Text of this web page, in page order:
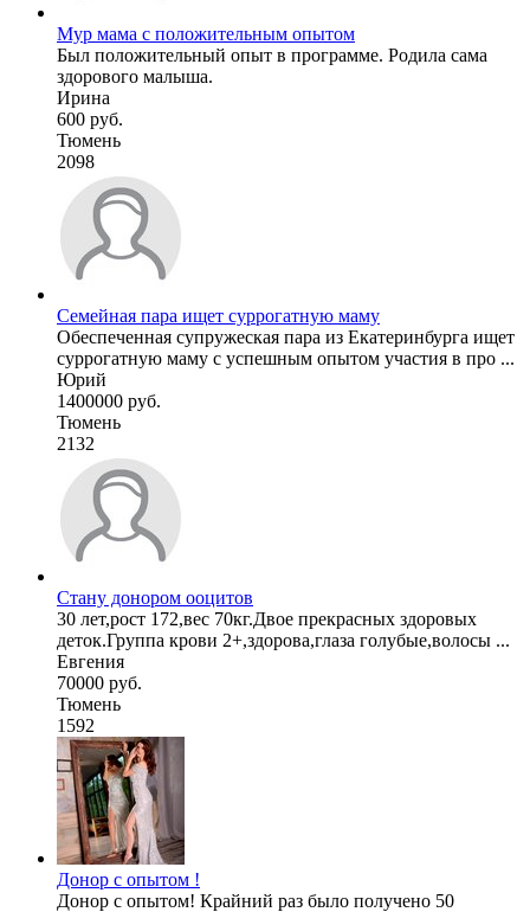
Мур мама с положительным опытом
Был положительный опыт в программе. Родила сама
здорового малыша.
Ирина
600 руб.
Тюмень
2098
Семейная пара ищет суррогатную маму
Обеспеченная супружеская пара из Екатеринбурга ищет
суррогатную маму с успешным опытом участия в про ...
Юрий
1400000 руб.
Тюмень
2132
Стану донором ооцитов
30 лет,рост 172,вес 70кг.Двое прекрасных здоровых
деток.Группа крови 2+,здорова,глаза голубые,волосы ...
Евгения
70000 руб.
Тюмень
1592
Донор с опытом !
Донор с опытом! Крайний раз было получено 50